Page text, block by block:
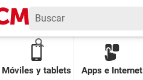
Móviles y tablets Apps e Internet